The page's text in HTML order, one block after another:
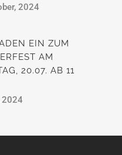
2024
EIN ZUM
AM
20.07. AB 11
2024